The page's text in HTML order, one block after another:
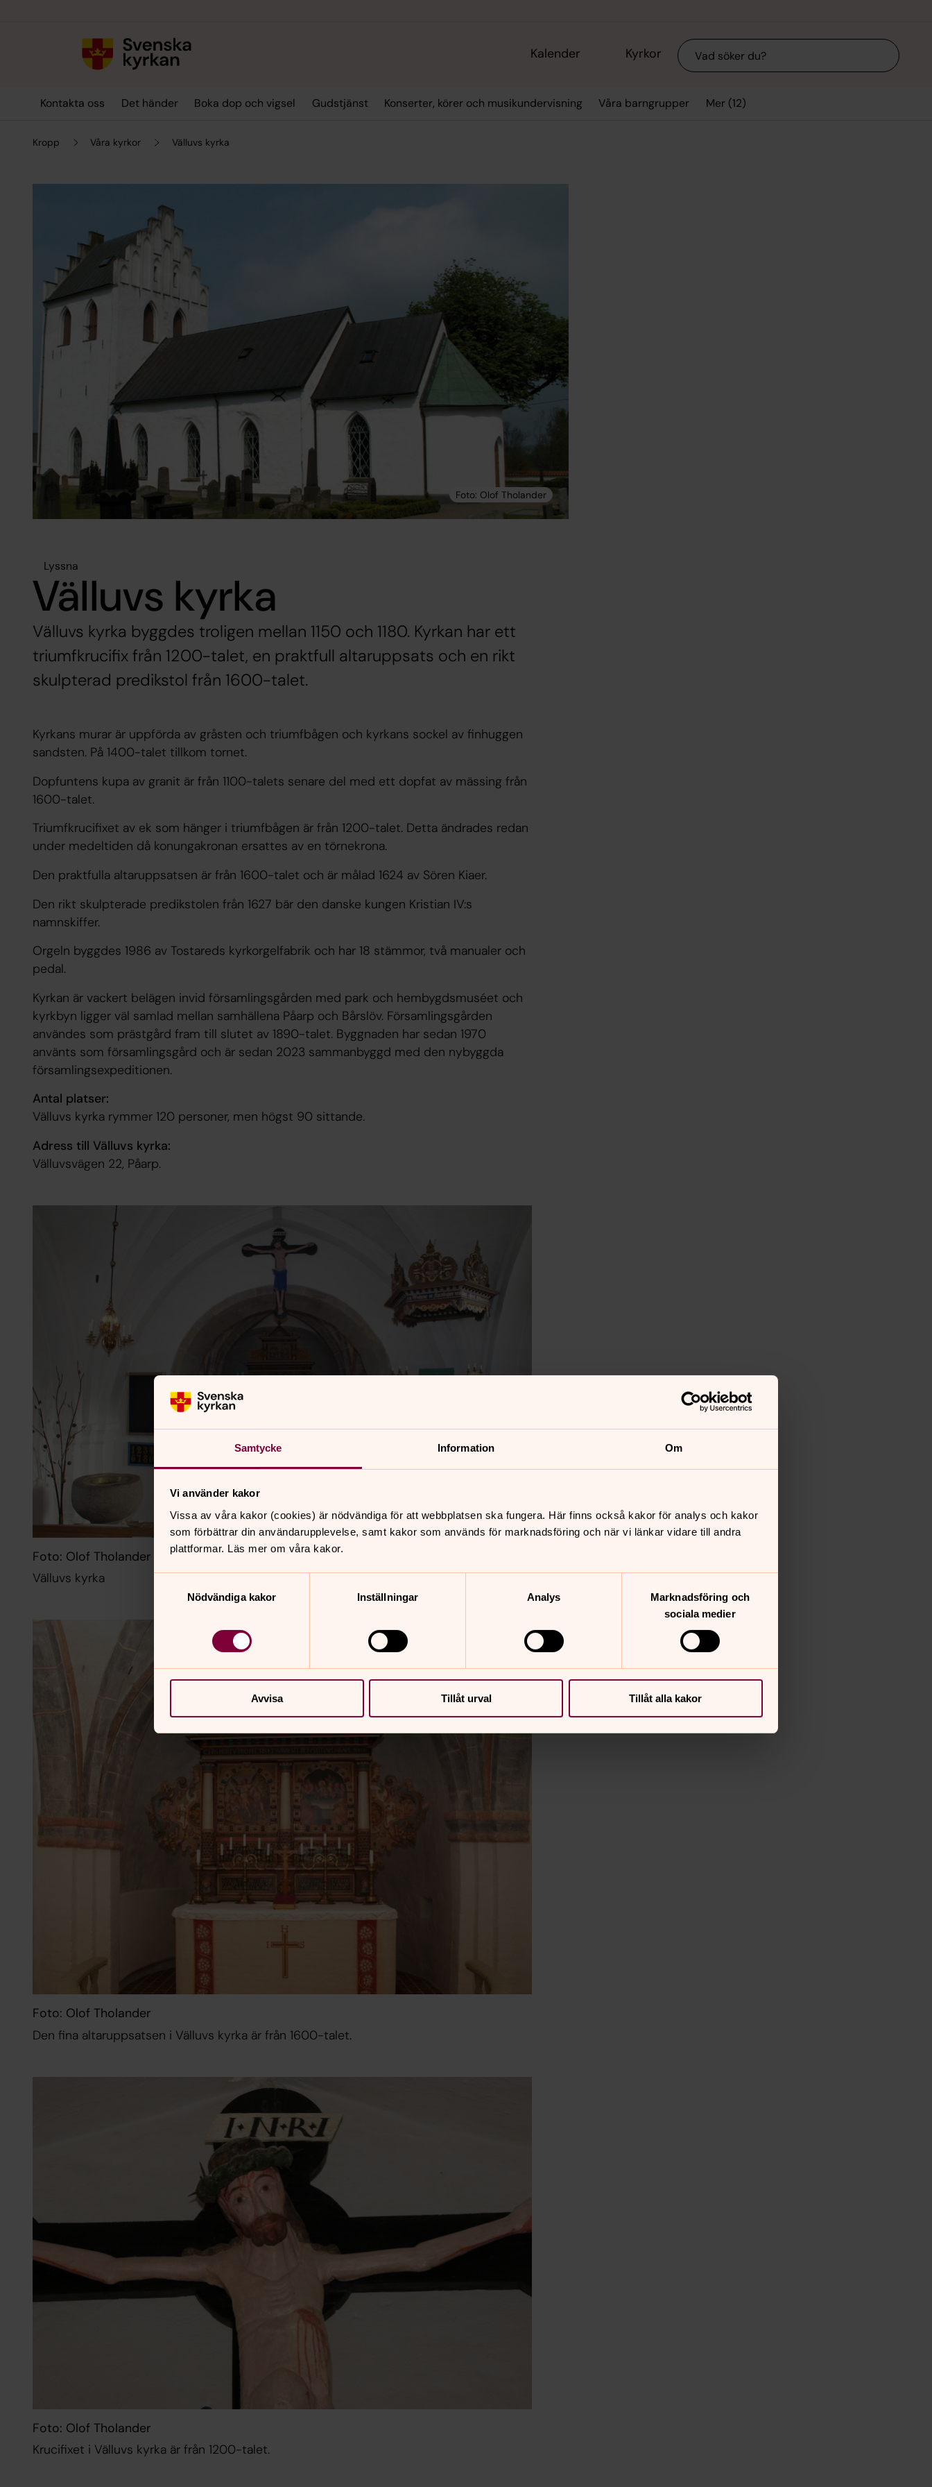
Samtycke Information Om
Vi använder kakor
Vissa av våra kakor (cookies) är nödvändiga för att webbplatsen ska fungera. Här finns också kakor för analys och kakor
som förbättrar din användarupplevelse, samt kakor som används för marknadsföring och när vi länkar vidare till andra
plattformar. Läs mer om våra kakor.
Nödvändiga kakor
Inställningar Analys
Marknadsföring och
sociala medier
Avvisa Tillåt urval Tillåt alla kakor
Kalender Kyrkor Sök
Kontakta oss Det händer Boka dop och vigsel Gudstjänst Konserter, körer och musikundervisning Våra barngrupper Mer (12)
Kropp Våra kyrkor Välluvs kyrka
Lyssna
Välluvs kyrka
Välluvs kyrka byggdes troligen mellan 1150 och 1180. Kyrkan har ett
triumfkrucifix från 1200-talet, en praktfull altaruppsats och en rikt
skulpterad predikstol från 1600-talet.
Kyrkans murar är uppförda av gråsten och triumfbågen och kyrkans sockel av finhuggen
sandsten. På 1400-talet tillkom tornet.
Dopfuntens kupa av granit är från 1100-talets senare del med ett dopfat av mässing från
1600-talet.
Triumfkrucifixet av ek som hänger i triumfbågen är från 1200-talet. Detta ändrades redan
under medeltiden då konungakronan ersattes av en törnekrona.
Den praktfulla altaruppsatsen är från 1600-talet och är målad 1624 av Sören Kiaer.
Den rikt skulpterade predikstolen från 1627 bär den danske kungen Kristian IV:s
namnskiffer.
Orgeln byggdes 1986 av Tostareds kyrkorgelfabrik och har 18 stämmor, två manualer och
pedal.
Kyrkan är vackert belägen invid församlingsgården med park och hembygdsmuséet och
kyrkbyn ligger väl samlad mellan samhällena Påarp och Bårslöv. Församlingsgården
användes som prästgård fram till slutet av 1890-talet. Byggnaden har sedan 1970
använts som församlingsgård och är sedan 2023 sammanbyggd med den nybyggda
församlingsexpeditionen.
Antal platser:
Välluvs kyrka rymmer 120 personer, men högst 90 sittande.
Adress till Välluvs kyrka:
Välluvsvägen 22, Påarp.
Foto: Olof Tholander
Välluvs kyrka
Foto: Olof Tholander
Den fina altaruppsatsen i Välluvs kyrka är från 1600-talet.
Foto: Olof Tholander
Krucifixet i Välluvs kyrka är från 1200-talet.